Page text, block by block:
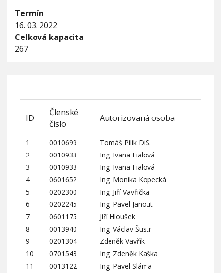
Termín
16. 03. 2022
Celková kapacita
267
ID
Členské
číslo
Autorizovaná osoba
1 0010699
Tomáš Pilík DiS.
2
0010933
Ing. Ivana Fialová
3
0010933
Ing. Ivana Fialová
4
0601652
Ing. Monika Kopecká
5
0202300
Ing. Jiří Vavřička
6
0202245
Ing. Pavel Janout
7
0601175
Jiří Hloušek
8
0013940
Ing. Václav Šustr
9
0201304
Zdeněk Vavřík
10
0701543
Ing. Zdeněk Kaška
11
0013122
Ing. Pavel Sláma